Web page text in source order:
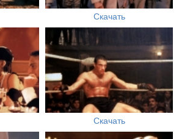
Скачать
Скачать